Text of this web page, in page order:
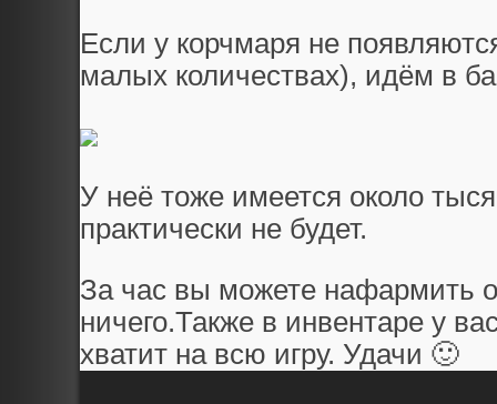
Если у корчмаря не
малых количествах), идём в
У неё тоже имеется около
практически не будет.
За час вы можете нафармить
ничего.Также в инвентаре у
хватит на всю игру. Удачи 🙂